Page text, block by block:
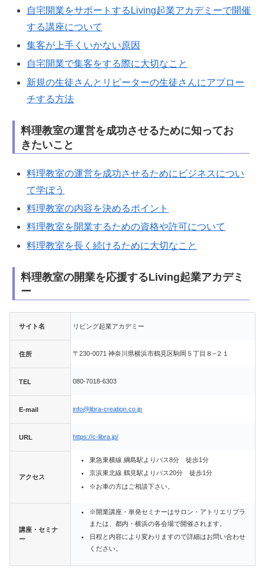
自宅開業をサポートするLiving起業アカデミーで開催
する講座について
集客が上手くいかない原因
自宅開業で集客をする際に大切なこと
新規の生徒さんとリピーターの生徒さんにアプロー
チする方法
料理教室の運営を成功させるために知ってお
きたいこと
料理教室の運営を成功させるためにビジネスについ
て学ぼう
料理教室の内容を決めるポイント
料理教室を開業するための資格や許可について
料理教室を長く続けるために大切なこと
料理教室の開業を応援するLiving起業アカデミ
ー
サイト名 リビング起業アカデミー
住所 〒230-0071 神奈川県横浜市鶴見区駒岡５丁目８−２１
TEL 080-7018-6303
E-mail info@libra-creation.co.jp
URL https://c-libra.jp/
アクセス
東急東横線 綱島駅よりバス8分 徒歩1分
京浜東北線 鶴見駅よりバス20分 徒歩1分
※お車の方はご相談下さい。
講座・セミナ
ー
※開業講座・単発セミナーはサロン・アトリエリブラ
または、都内・横浜の各会場で開催されます。
日程と内容により変わりますので詳細はお問い合わせ
ください。